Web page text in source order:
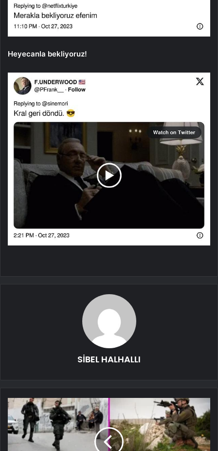
Heyecanla bekliyoruz!
SİBEL HALHALLI